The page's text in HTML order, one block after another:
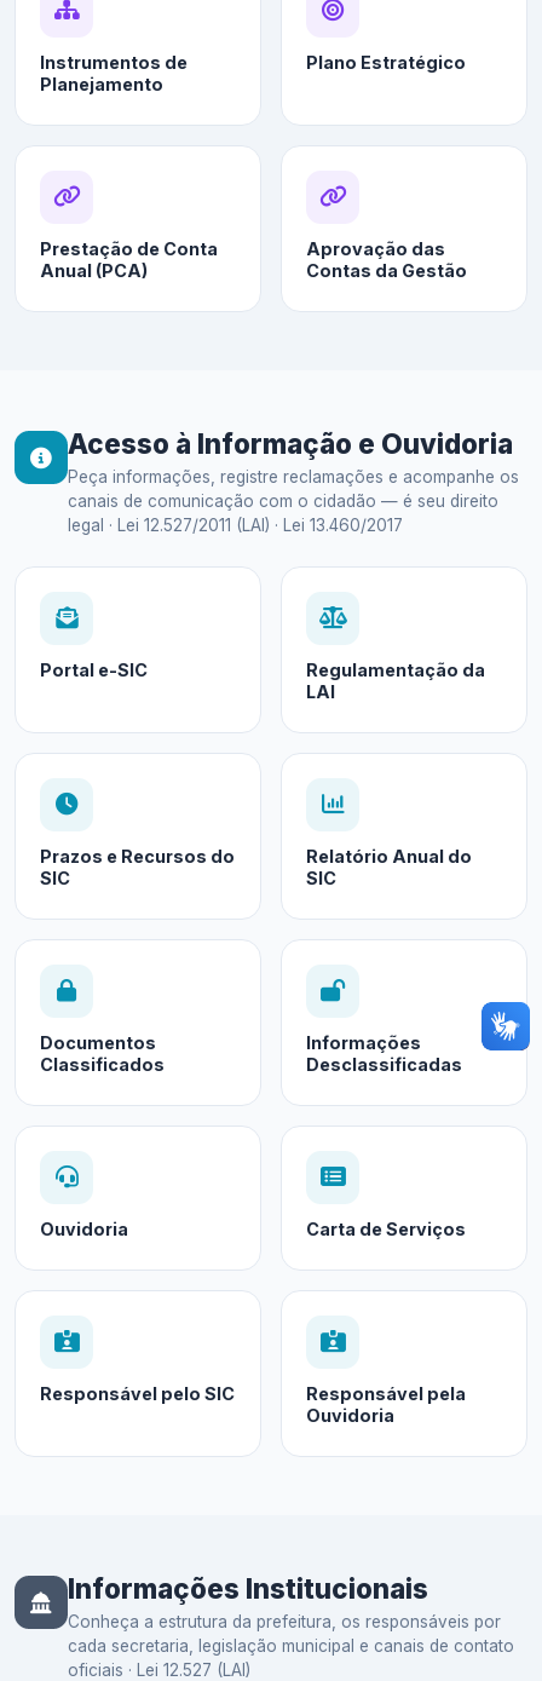
Instrumentos de
Planejamento
Plano Estratégico
Prestação de Conta
Anual (PCA)
Aprovação das
Contas da Gestão
Acesso à Informação e Ouvidoria
Peça informações, registre reclamações e acompanhe os
canais de comunicação com o cidadão — é seu direito
legal · Lei 12.527/2011 (LAI) · Lei 13.460/2017
Portal e-SIC
Regulamentação da
LAI
Prazos e Recursos do
SIC
Relatório Anual do
SIC
Documentos
Classificados
Informações
Desclassificadas
Ouvidoria Carta de Serviços
Responsável pelo SIC
Responsável pela
Ouvidoria
Informações Institucionais
Conheça a estrutura da prefeitura, os responsáveis por
cada secretaria, legislação municipal e canais de contato
oficiais · Lei 12.527 (LAI)